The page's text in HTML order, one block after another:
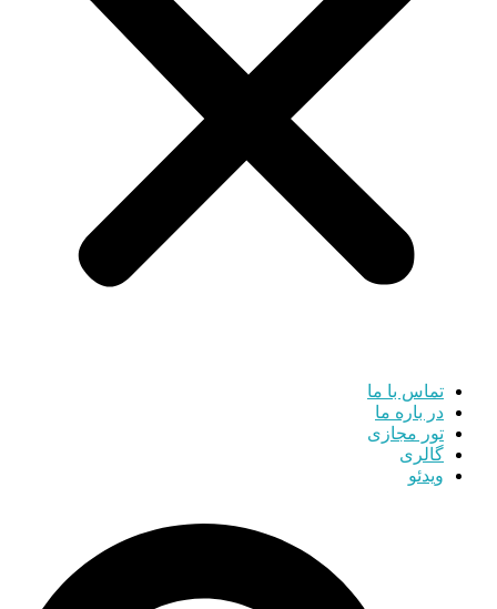
تماس با ما
در باره ما
تور مجازی
گالری
ویدئو